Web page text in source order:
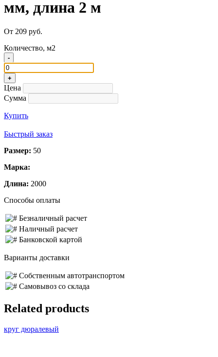
мм, длина 2 м
От 209 руб.
Количество, м2
-
+
Цена
Сумма
Купить
Быстрый заказ
Размер: 50
Марка:
Длина: 2000
Способы оплаты
Безналичный расчет
Наличный расчет
Банковской картой
Варианты доставки
Собственным автотранспортом
Самовывоз со склада
Related products
круг дюралевый